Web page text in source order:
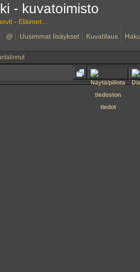
- kuvatoimisto
- Eläimet...
@ Uusimmat lisäykset Kuvatilaus